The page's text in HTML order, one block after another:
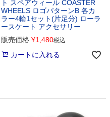
ト スペアウィール COASTER
WHEELS ロゴパターンB 各カ
ラー4輪1セット(片足分) ローラ
ースケート アクセサリー
販売価格 ¥1,480税込
カートに入れる